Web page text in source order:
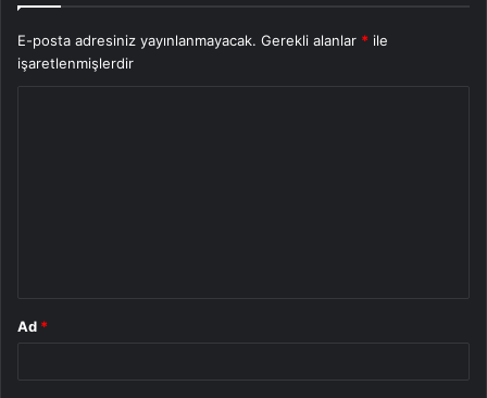
E-posta adresiniz yayınlanmayacak. Gerekli alanlar * ile
işaretlenmişlerdir
Ad *